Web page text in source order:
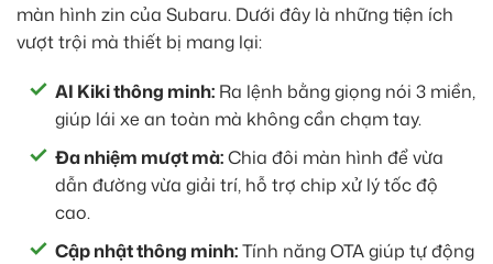
màn hình zin của Subaru. Dưới đây là những tiện ích
vượt trội mà thiết bị mang lại:
AI Kiki thông minh: Ra lệnh bằng giọng nói 3 miền,
giúp lái xe an toàn mà không cần chạm tay.
Đa nhiệm mượt mà:Chia đôi màn hình để vừa
dẫn đường vừa giải trí, hỗ trợ chip xử lý tốc độ
cao.
Cập nhật thông minh:Tính năng OTA giúp tự động